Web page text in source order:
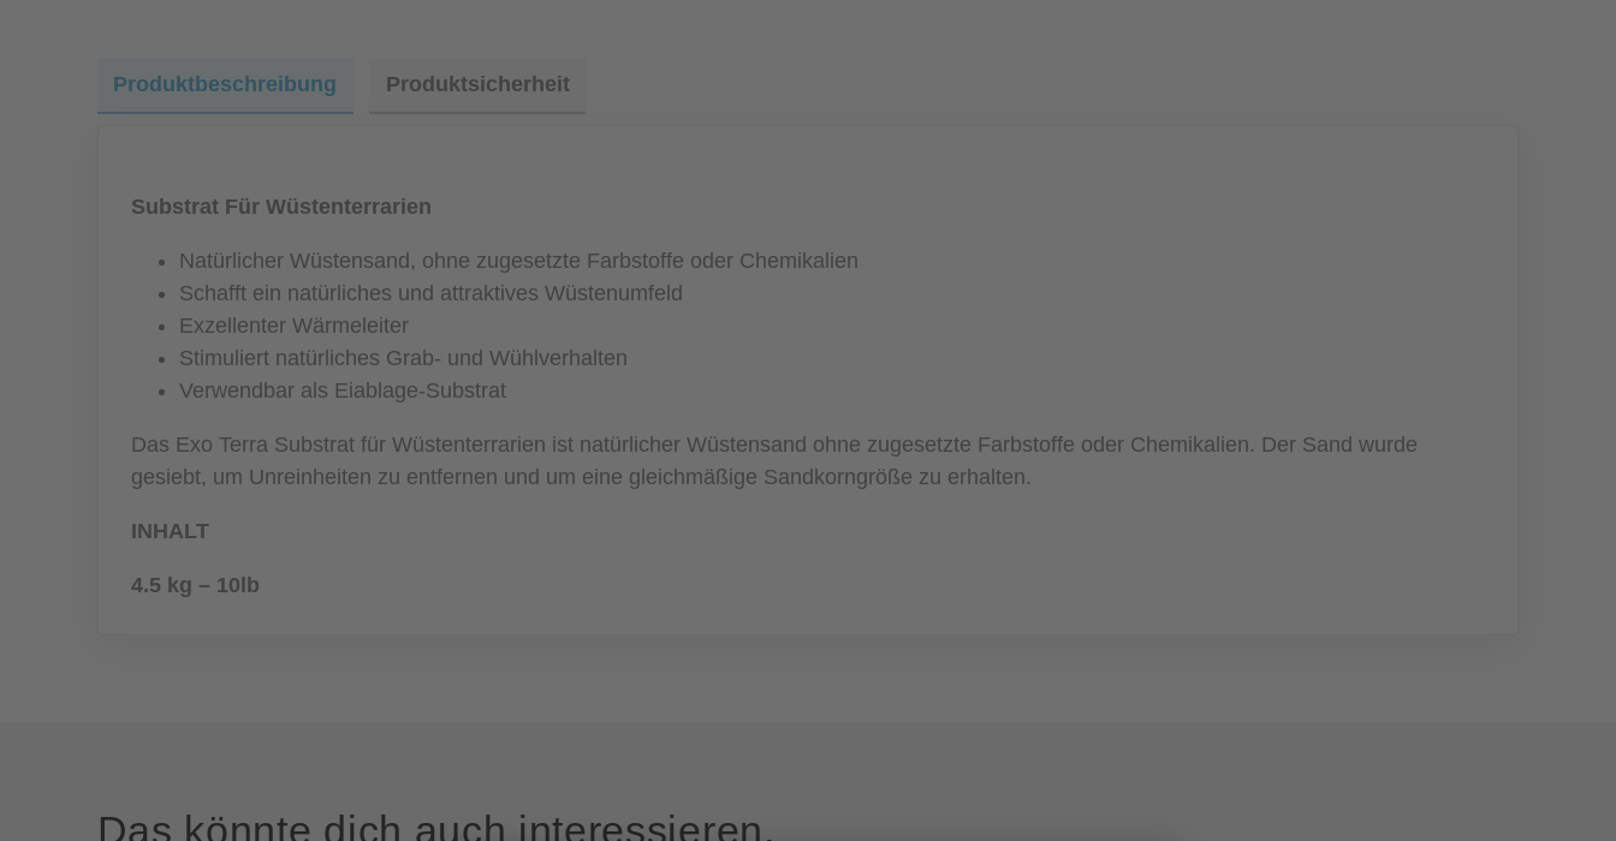
Produktbeschreibung Produktsicherheit
Substrat Für Wüstenterrarien
Natürlicher Wüstensand, ohne zugesetzte Farbstoffe oder Chemikalien
Schafft ein natürliches und attraktives Wüstenumfeld
Exzellenter Wärmeleiter
Stimuliert natürliches Grab- und Wühlverhalten
Verwendbar als Eiablage-Substrat
Das Exo Terra Substrat für Wüstenterrarien ist natürlicher Wüstensand ohne zugesetzte Farbstoffe oder Chemikalien. Der Sand wurde
gesiebt, um Unreinheiten zu entfernen und um eine gleichmäßige Sandkorngröße zu erhalten.
INHALT
4.5 kg – 10lb
Das könnte dich auch interessieren.